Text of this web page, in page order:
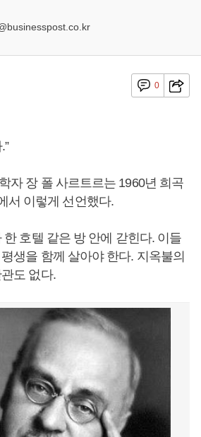
0
자 장 폴 사르트르는 1960년 희곡
서 이렇게 선언했다.
호텔 같은 방 안에 갇힌다. 이들
생을 함께 살아야 한다. 지옥불의
도 없다.